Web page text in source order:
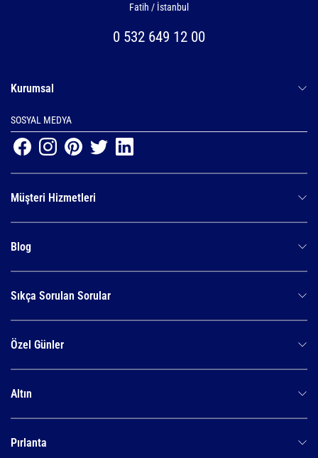
Fatih / İstanbul
0 532 649 12 00
Kurumsal
SOSYAL MEDYA
Müşteri Hizmetleri
Blog
Sıkça Sorulan Sorular
Özel Günler
Altın
Pırlanta